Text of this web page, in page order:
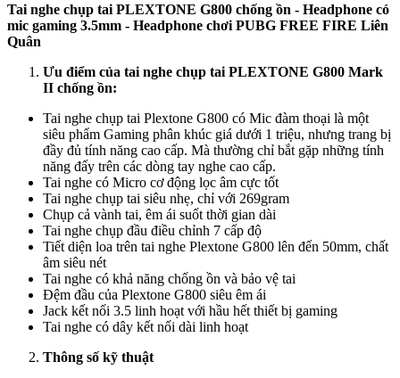
Tai nghe chụp tai PLEXTONE G800 chống ồn - Headphone có
mic gaming 3.5mm - Headphone chơi PUBG FREE FIRE Liên
Quân
Ưu điểm của tai nghe chụp tai PLEXTONE G800 Mark
II chống ồn:
Tai nghe chụp tai Plextone G800 có Mic đàm thoại là một
siêu phẩm Gaming phân khúc giá dưới 1 triệu, nhưng trang bị
đầy đủ tính năng cao cấp. Mà thường chỉ bắt gặp những tính
năng đấy trên các dòng tay nghe cao cấp.
Tai nghe có Micro cơ động lọc âm cực tốt
Tai nghe chụp tai siêu nhẹ, chỉ với 269gram
Chụp cả vành tai, êm ái suốt thời gian dài
Tai nghe chụp đầu điều chỉnh 7 cấp độ
Tiết diện loa trên tai nghe Plextone G800 lên đến 50mm, chất
âm siêu nét
Tai nghe có khả năng chống ồn và bảo vệ tai
Đệm đầu của Plextone G800 siêu êm ái
Jack kết nối 3.5 linh hoạt với hầu hết thiết bị gaming
Tai nghe có dây kết nối dài linh hoạt
Thông số kỹ thuật